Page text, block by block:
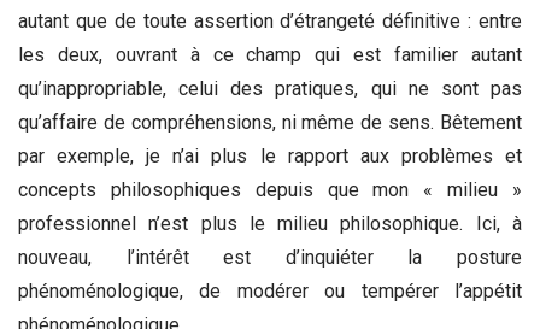
autant que de toute assertion d’étrangeté définitive : entre
les deux, ouvrant à ce champ qui est familier autant
qu’inappropriable, celui des pratiques, qui ne sont pas
qu’affaire de compréhensions, ni même de sens. Bêtement
par exemple, je n’ai plus le rapport aux problèmes et
concepts philosophiques depuis que mon « milieu »
professionnel n’est plus le milieu philosophique. Ici, à
nouveau, l’intérêt est d’inquiéter la posture
phénoménologique, de modérer ou tempérer l’appétit